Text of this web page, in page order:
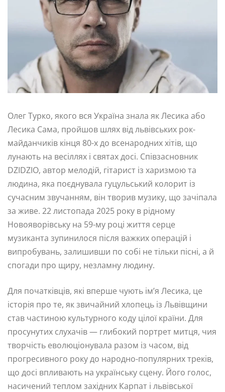
Олег Турко, якого вся Україна знала як Лесика або
Лесика Сама, пройшов шлях від львівських рок-
майданчиків кінця 80-х до всенародних хітів, що
лунають на весіллях і святах досі. Співзасновник
DZIDZIO, автор мелодій, гітарист із харизмою та
людина, яка поєднувала гуцульський колорит із
сучасним звучанням, він творив музику, що зачіпала
за живе. 22 листопада 2025 року в рідному
Новояворівську на 59-му році життя серце
музиканта зупинилося після важких операцій і
випробувань, залишивши по собі не тільки пісні, а й
спогади про щиру, незламну людину.
Для початківців, які вперше чують ім’я Лесика, це
історія про те, як звичайний хлопець із Львівщини
став частиною культурного коду цілої країни. Для
просунутих слухачів — глибокий портрет митця, чия
творчість еволюціонувала разом із часом, від
прогресивного року до народно-популярних треків,
що досі впливають на українську сцену. Його голос,
насичений теплом західних Карпат і львівської